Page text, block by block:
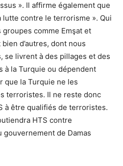
». Il affirme également que
lutte contre le terrorisme ». Qui
comme Emşat et
d’autres, dont nous
se livrent à des pillages et des
à la Turquie ou dépendent
que la Turquie ne les
terroristes. Il ne reste donc
à être qualifiés de terroristes.
HTS contre
gouvernement de Damas